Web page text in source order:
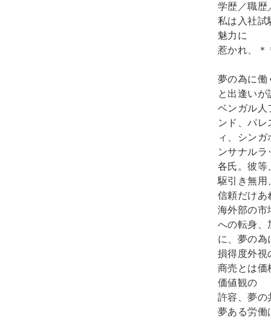
学歴／職歴
私は入社試
魅力に
惹かれ、＊
夢の為に働
と出逢いが
ベンガル人
ンド、パ
ィ、シン
ンサナルラ
各氏。彼等
駆引き無用
信頼だけあ
海外部の市
への転身、
に、夢の為
損得度外視
商売とは価
価値観の
許容、夢の
夢ある労働